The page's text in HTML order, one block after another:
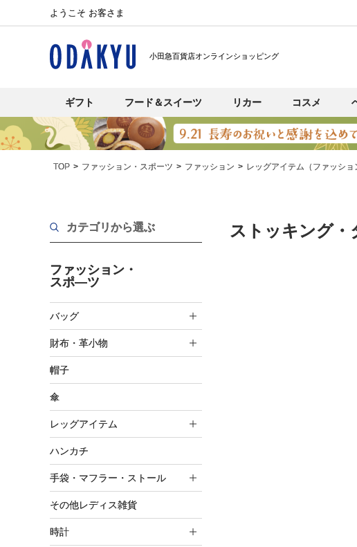
ようこそ お客さま
小田急百貨店オンラインショッピング
ギフト フード＆スイーツ リカー コスメ
TOP ファッション・スポーツ ファッション レッグアイテム（ファッショ
カテゴリから選ぶ
ファッション・
スポ―ツ
バッグ
財布・革小物
帽子
傘
レッグアイテム
ハンカチ
手袋・マフラー・ストール
その他レディス雑貨
時計
ストッキング・